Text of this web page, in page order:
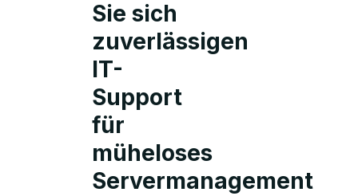
Sie sich
zuverlässigen
IT-
Support
für
müheloses
Servermanagement